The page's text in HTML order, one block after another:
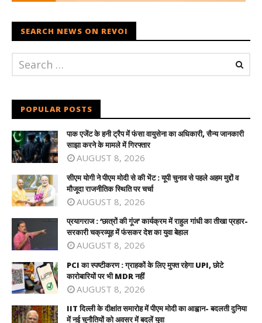
SEARCH NEWS ON REVOI
POPULAR POSTS
पाक एजेंट के हनी ट्रैप में फंसा वायुसेना का अधिकारी, सैन्य जानकारी
साझा करने के मामले में गिरफ्तार
AUGUST 8, 2026
सीएम योगी ने पीएम मोदी से की भेंट : यूपी चुनाव से पहले अहम मुद्दों व
मौजूदा राजनीतिक स्थिति पर चर्चा
AUGUST 8, 2026
प्रयागराज : ‘छात्रों की गूंज’ कार्यक्रम में राहुल गांधी का तीखा प्रहार-
सरकारी चक्रव्यूह में फंसकर देश का युवा बेहाल
AUGUST 8, 2026
PCI का स्पष्टीकरण : ग्राहकों के लिए मुफ्त रहेगा UPI, छोटे
कारोबारियों पर भी MDR नहीं
AUGUST 8, 2026
IIT दिल्ली के दीक्षांत समारोह में पीएम मोदी का आह्वान- बदलती दुनिया
में नई चुनौतियों को अवसर में बदलें युवा